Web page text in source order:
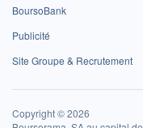
BoursoBank
Publicité
Site Groupe & Recrutement
Copyright © 2026